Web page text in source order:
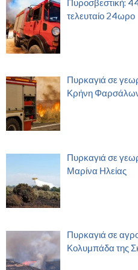
Πυροσβεστική:
τελευταίο 24ωρο
Πυρκαγιά σε
Κρήνη
Πυρκαγιά σε
Μαρίνα Ηλείας
Πυρκαγιά σε
Κολυμπάδα της